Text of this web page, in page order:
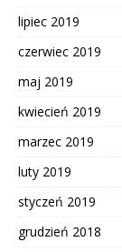
lipiec 2019
czerwiec 2019
maj 2019
kwiecień 2019
marzec 2019
luty 2019
styczeń 2019
grudzień 2018